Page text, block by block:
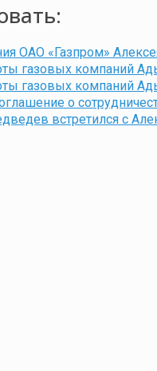
ОАО «Газпром»
газовых компаний
газовых компаний
о
встретился с